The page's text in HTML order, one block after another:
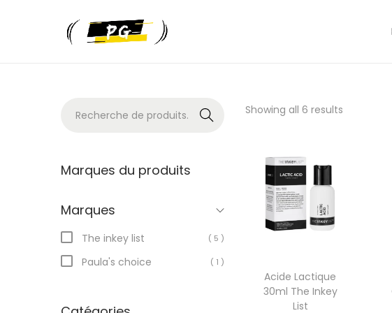
Showing all 6 results
Acide Lactique
30ml The Inkey
List
Recher
Marques du produits
Marques
The inkey list ( 5 )
Paula's choice ( 1 )